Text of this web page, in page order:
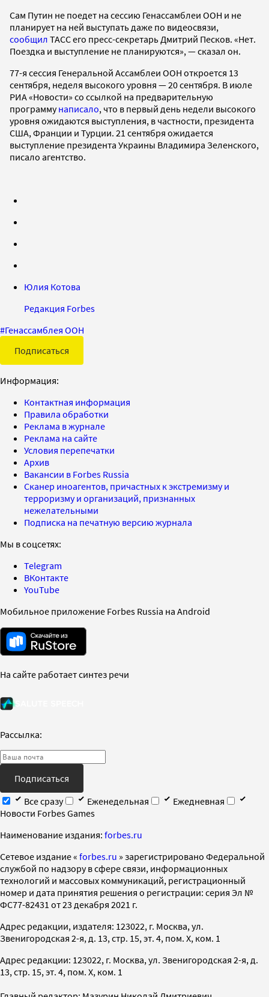
Сам Путин не поедет на сессию Генассамблеи ООН и не
планирует на ней выступать даже по видеосвязи,
сообщил ТАСС его пресс-секретарь Дмитрий Песков. «Нет.
Поездка и выступление не планируются», — сказал он.
77-я сессия Генеральной Ассамблеи ООН откроется 13
сентября, неделя высокого уровня — 20 сентября. В июле
РИА «Новости» со ссылкой на предварительную
программунаписало, что в первый день недели высокого
уровня ожидаются выступления, в частности, президента
США, Франции и Турции. 21 сентября ожидается
выступление президента Украины Владимира Зеленского,
писало агентство.
Юлия Котова
Редакция Forbes
#Генассамблея ООН
Подписаться
Информация:
Контактная информация
Правила обработки
Реклама в журнале
Реклама на сайте
Условия перепечатки
Архив
Вакансии в Forbes Russia
Сканер иноагентов, причастных к экстремизму и
терроризму и организаций, признанных
нежелательными
Подписка на печатную версию журнала
Мы в соцсетях:
Telegram
ВКонтакте
YouTube
Мобильное приложение Forbes Russia на Android
На сайте работает синтез речи
Рассылка:
Подписаться
Все сразу
Еженедельная
Ежедневная
Новости Forbes Games
Наименование издания: forbes.ru
Cетевое издание « forbes.ru » зарегистрировано Федеральной
службой по надзору в сфере связи, информационных
технологий и массовых коммуникаций, регистрационный
номер и дата принятия решения о регистрации: серия Эл №
ФС77-82431 от 23 декабря 2021 г.
Адрес редакции, издателя: 123022, г. Москва, ул.
Звенигородская 2-я, д. 13, стр. 15, эт. 4, пом. X, ком. 1
Адрес редакции: 123022, г. Москва, ул. Звенигородская 2-я, д.
13, стр. 15, эт. 4, пом. X, ком. 1